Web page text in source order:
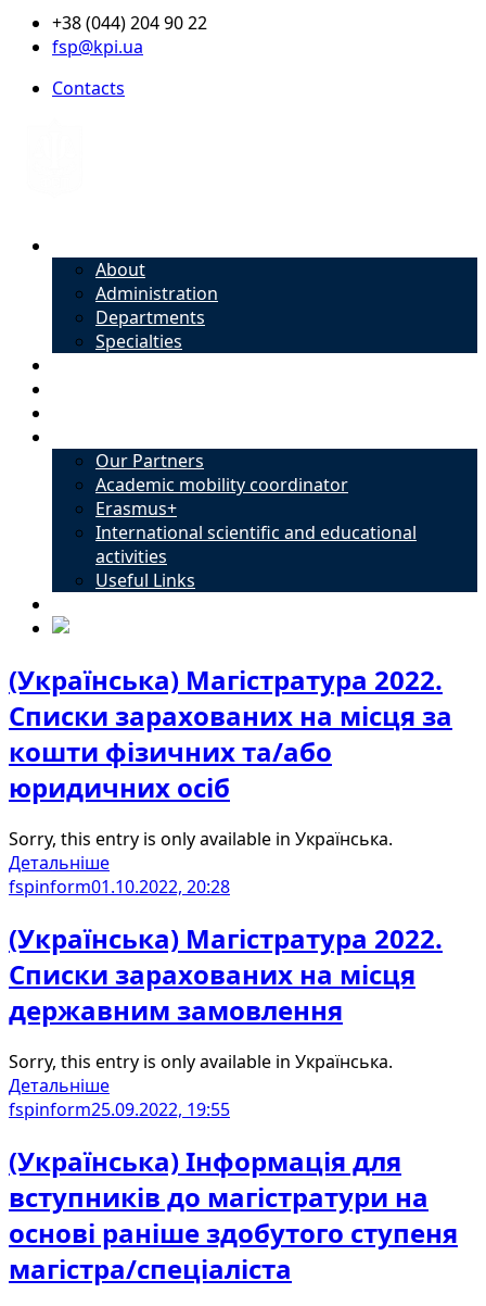
+38 (044) 204 90 22
fsp@kpi.ua
Contacts
About
Administration
Departments
Specialties
Our Partners
Academic mobility coordinator
Erasmus+
International scientific and educational
activities
Useful Links
(Українська) Магістратура 2022.
Списки зарахованих на місця за
кошти фізичних та/або
юридичних осіб
Sorry, this entry is only available in Українська.
Детальніше
fspinform01.10.2022, 20:28
(Українська) Магістратура 2022.
Списки зарахованих на місця
державним замовлення
Sorry, this entry is only available in Українська.
Детальніше
fspinform25.09.2022, 19:55
(Українська) Інформація для
вступників до магістратури на
основі раніше здобутого ступеня
магістра/спеціаліста